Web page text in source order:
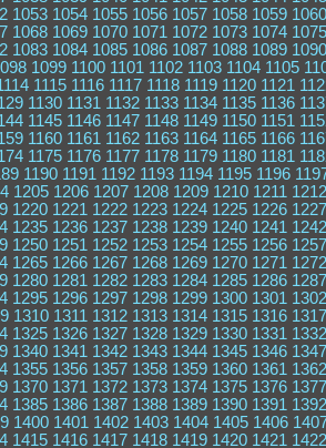
1053 1054 1055 1056 1057 1058 1059 1060
1068 1069 1070 1071 1072 1073 1074 1075
1083 1084 1085 1086 1087 1088 1089 1090
1099 1100 1101 1102 1103 1104 1105
1115 1116 1117 1118 1119 1120 1121
1130 1131 1132 1133 1134 1135 1136
1145 1146 1147 1148 1149 1150 1151
1160 1161 1162 1163 1164 1165 1166
1175 1176 1177 1178 1179 1180 1181
1190 1191 1192 1193 1194 1195 1196
1205 1206 1207 1208 1209 1210 1211 1212
1220 1221 1222 1223 1224 1225 1226 1227
1235 1236 1237 1238 1239 1240 1241 1242
1250 1251 1252 1253 1254 1255 1256 1257
1265 1266 1267 1268 1269 1270 1271 1272
1280 1281 1282 1283 1284 1285 1286 1287
1295 1296 1297 1298 1299 1300 1301 1302
1310 1311 1312 1313 1314 1315 1316 1317
1325 1326 1327 1328 1329 1330 1331 1332
1340 1341 1342 1343 1344 1345 1346 1347
1355 1356 1357 1358 1359 1360 1361 1362
1370 1371 1372 1373 1374 1375 1376 1377
1385 1386 1387 1388 1389 1390 1391 1392
1400 1401 1402 1403 1404 1405 1406
1415 1416 1417 1418 1419 1420 1421 1422